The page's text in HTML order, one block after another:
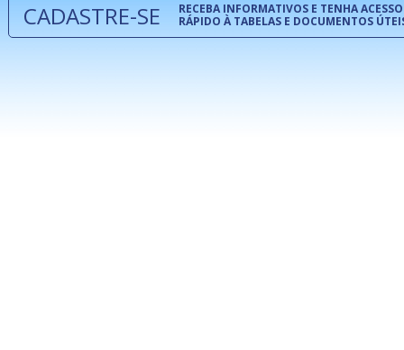
CADASTRE-SE
RECEBA INFORMATIVOS E TENHA ACESSO
RÁPIDO À TABELAS E DOCUMENTOS